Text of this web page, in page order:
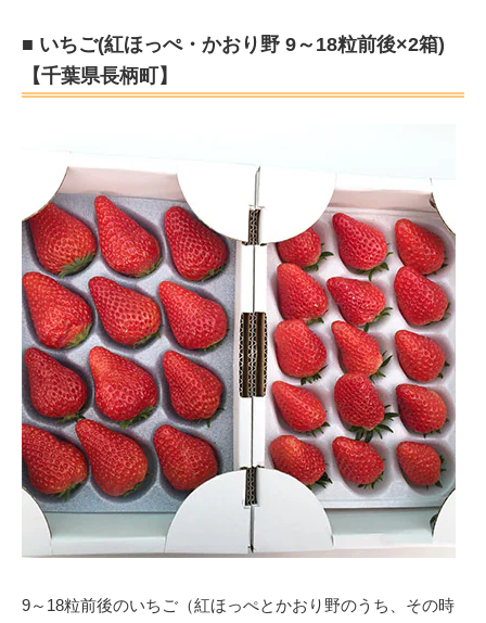
■ いちご(紅ほっぺ・かおり野 9～18粒前後×2箱)
【千葉県長柄町】
9～18粒前後のいちご（紅ほっぺとかおり野のうち、その時